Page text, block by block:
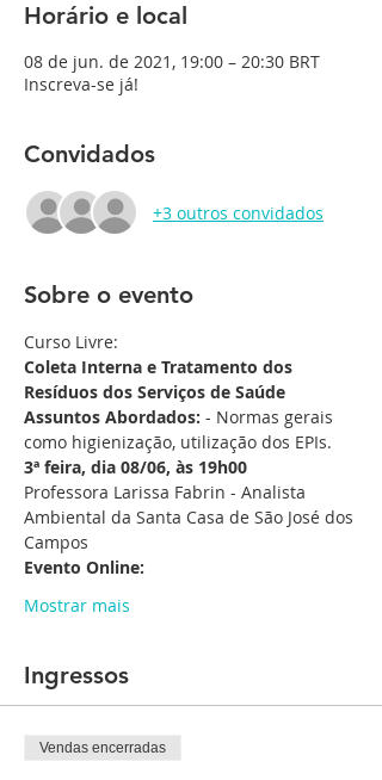
Horário e local
08 de jun. de 2021, 19:00 – 20:30 BRT
Inscreva-se já!
Convidados
+3 outros convidados
Sobre o evento
Curso Livre:
Coleta Interna e Tratamento dos
Resíduos dos Serviços de Saúde
Assuntos Abordados: - Normas gerais
como higienização, utilização dos EPIs.
3ª feira, dia 08/06, às 19h00
Professora Larissa Fabrin - Analista
Ambiental da Santa Casa de São José dos
Campos
Evento Online:
Mostrar mais
Ingressos
Vendas encerradas